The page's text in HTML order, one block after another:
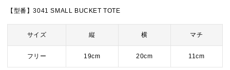
【型番】3041 SMALL BUCKET TOTE
サイズ 縦 横 マチ
フリー 19cm 20cm 11cm